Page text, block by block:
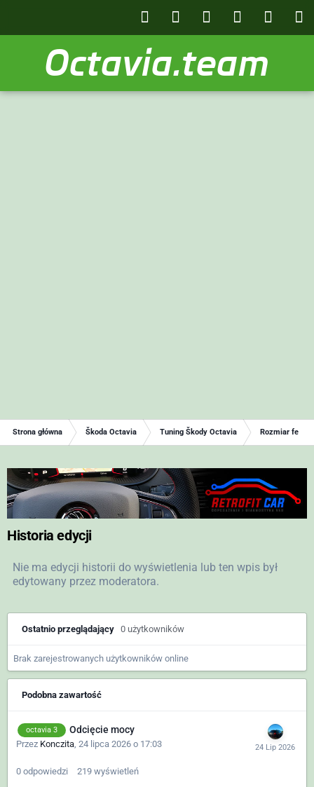
Octavia.team
Strona główna Škoda Octavia Tuning Škody Octavia Rozmiar felg i
Historia edycji
Nie ma edycji historii do wyświetlenia lub ten wpis był
edytowany przez moderatora.
Ostatnio przeglądający 0 użytkowników
Brak zarejestrowanych użytkowników online
Podobna zawartość
octavia 3 Odcięcie mocy
Przez Konczita, 24 lipca 2026 o 17:03
0 odpowiedzi 219 wyświetleń